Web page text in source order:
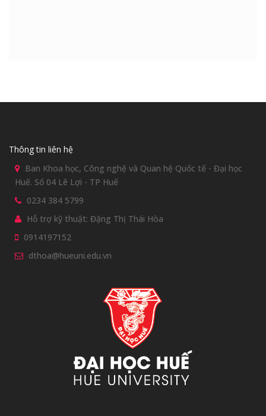
Thông tin liên hệ
Ban Khoa học, Công nghệ và Quan hệ Quốc tế - Đại học
Huế. Số 04 Lê Lợi - TP Huế
0234 384 5799
Hỗ trợ kỹ thuật: Đặng Thị Thái Hòa
0914197152
dthoa@hueuni.edu.vn